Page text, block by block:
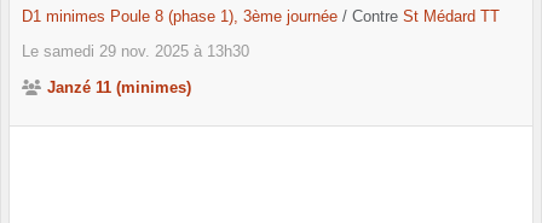
D1 minimes Poule 8 (phase 1), 3ème journée / Contre St Médard TT
Le samedi 29 nov. 2025 à 13h30
Janzé 11 (minimes)